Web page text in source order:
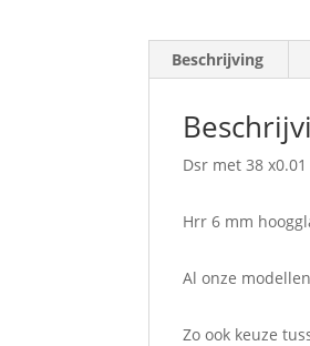
Beschrijving
Dsr met 38
Hrr 6 mm
Al onze
Zo ook keuze